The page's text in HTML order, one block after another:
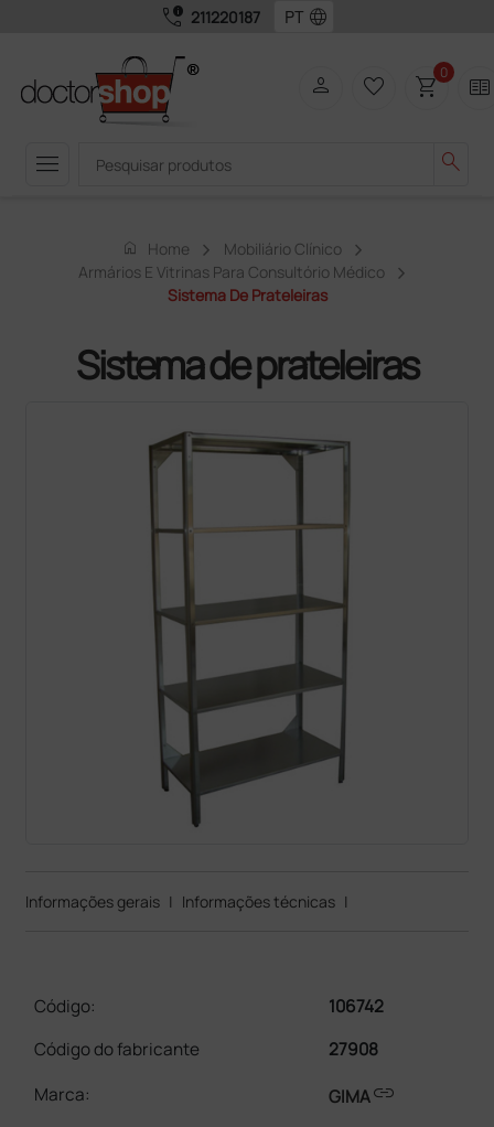
call_quality 211220187 language
menu search
person favorite_border shopping_cart0 two_pager
home Home
Mobiliário Clínico
Armários E Vitrinas Para Consultório Médico
Sistema De Prateleiras
Sistema de prateleiras
Informações gerais | Informações técnicas |
Código:
106742
Código do fabricante
27908
Marca:
GIMAlink